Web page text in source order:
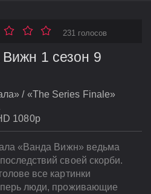
1 сезон 9
/ «The Series Finale»
1080p
231 голосов
«Ванда Вижн» ведьма
своей скорби.
все картинки
люди, проживающие